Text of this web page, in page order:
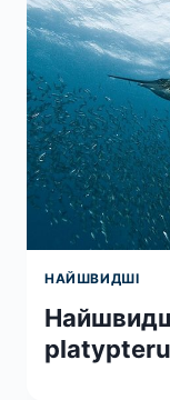
НАЙШВИДШІ